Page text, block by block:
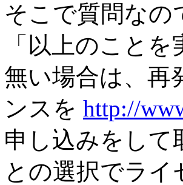
そこで質問なの
「以上のこと
無い場合は、再
ンスを http://
申し込みをして
との選択でラ